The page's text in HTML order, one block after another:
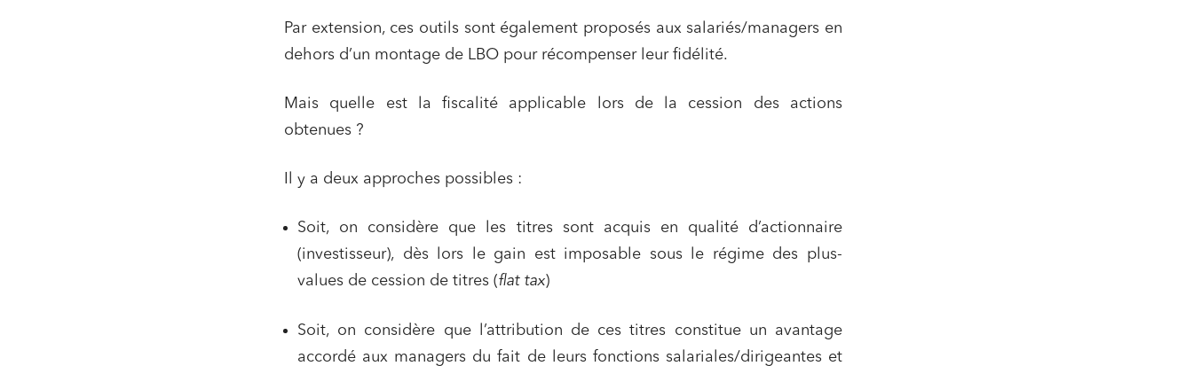
Par extension, ces outils sont également proposés aux salariés/managers en
dehors d’un montage de LBO pour récompenser leur fidélité.
Mais quelle est la fiscalité applicable lors de la cession des actions
obtenues ?
Il y a deux approches possibles :
Soit, on considère que les titres sont acquis en qualité d’actionnaire
(investisseur), dès lors le gain est imposable sous le régime des plus-
values de cession de titres (flat tax)
Soit, on considère que l’attribution de ces titres constitue un avantage
accordé aux managers du fait de leurs fonctions salariales/dirigeantes et